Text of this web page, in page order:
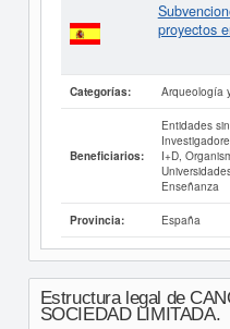
proyectos
Categorías: Arqueología
Beneficiarios:
Entidades
I+D,
Enseñanza
Provincia: España
Estructura legal de
SOCIEDAD LIMITADA.